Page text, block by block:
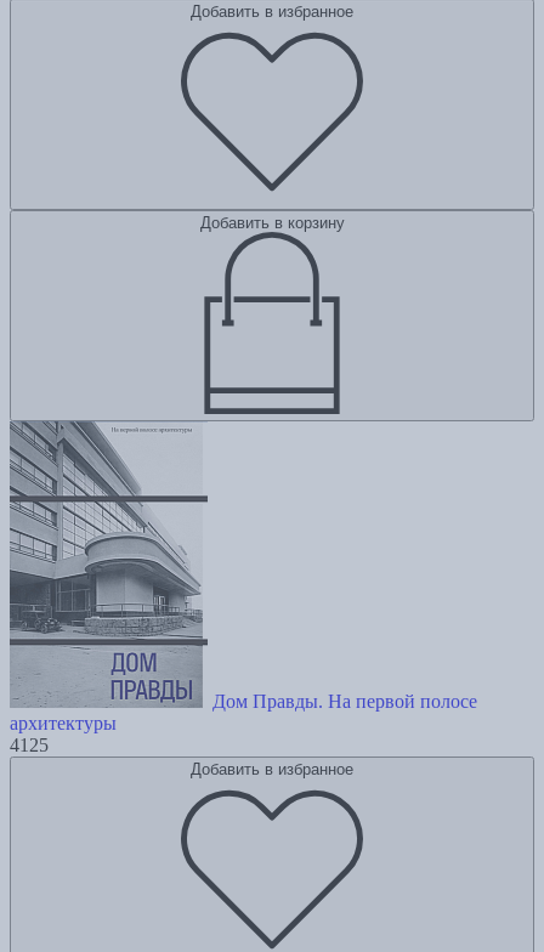
Добавить в избранное
Добавить в корзину
Дом Правды. На первой полосе
архитектуры
4125
Добавить в избранное